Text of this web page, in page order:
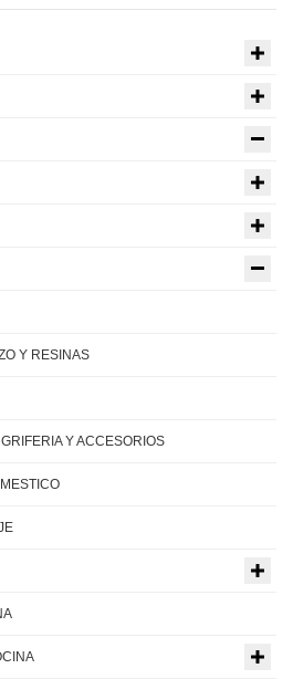
Y RESINAS
Y ACCESORIOS